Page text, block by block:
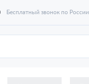
Бесплатный звонок по России